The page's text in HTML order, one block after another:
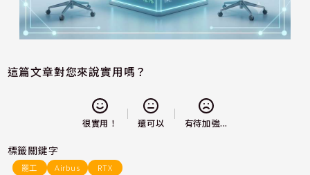
這篇文章對您來說實用嗎？
很實用！ 還可以 有待加強...
標籤關鍵字
罷工 Airbus RTX